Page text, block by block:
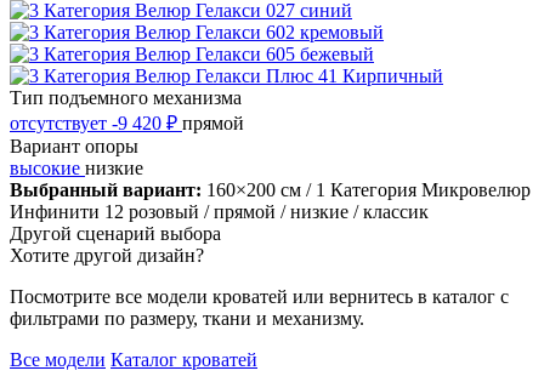
Тип подъемного механизма
отсутствует -9 420 ₽ прямой
Вариант опоры
высокие низкие
Выбранный вариант: 160×200 см / 1 Категория Микровелюр
Инфинити 12 розовый / прямой / низкие / классик
Другой сценарий выбора
Хотите другой дизайн?
Посмотрите все модели кроватей или вернитесь в каталог с
фильтрами по размеру, ткани и механизму.
Все модели Каталог кроватей